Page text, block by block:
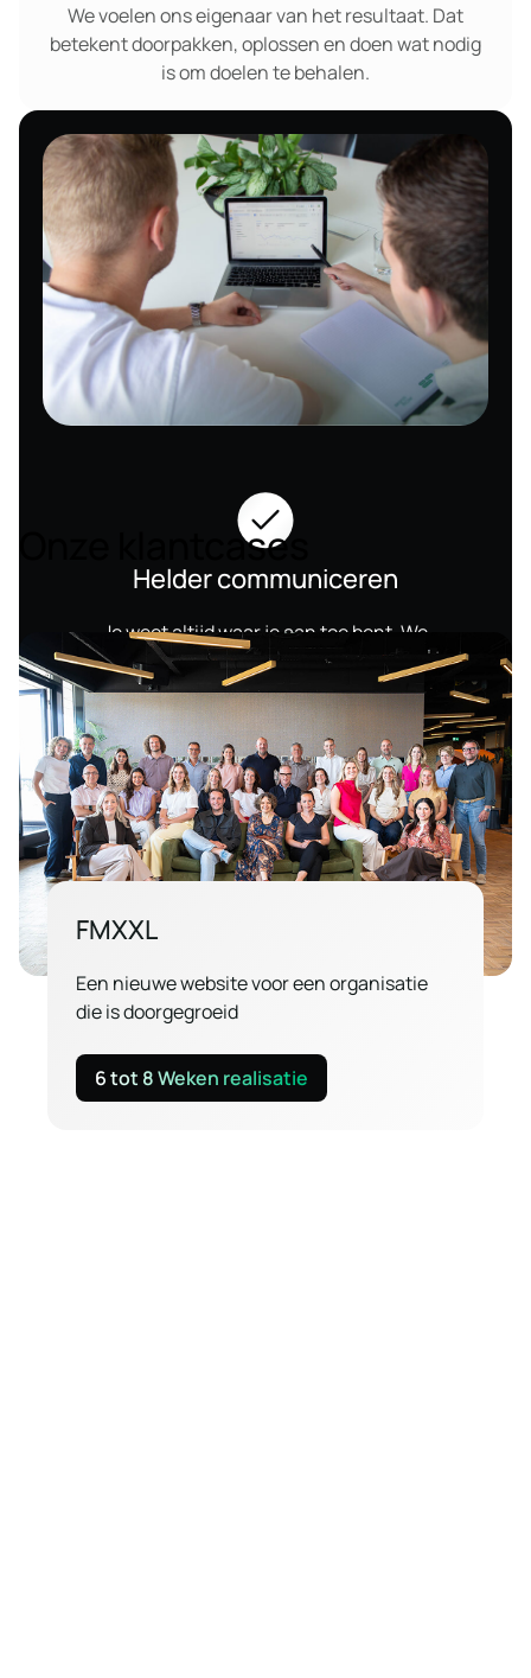
We voelen ons eigenaar van het resultaat. Dat
betekent doorpakken, oplossen en doen wat nodig
is om doelen te behalen.
Helder communiceren
Je weet altijd waar je aan toe bent. We
communiceren transparant, maken keuzes
begrijpelijk en houden verwachtingen duidelijk.
Onze klantcases
FMXXL
Een nieuwe website voor een organisatie
die is doorgegroeid
6 tot 8 Weken realisatie